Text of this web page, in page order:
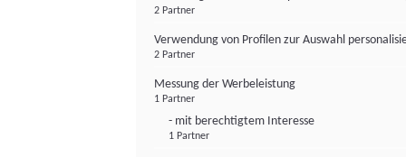
2 Partner
Verwendung von Profilen zur Auswahl
2 Partner
Messung der Werbeleistung
1 Partner
- mit berechtigtem Interesse
1 Partner